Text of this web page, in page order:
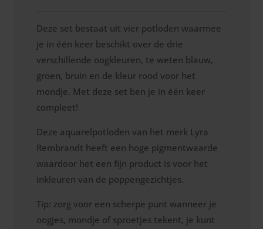
Deze set bestaat uit vier potloden waarmee
je in één keer beschikt over de drie
verschillende oogkleuren, te weten blauw,
groen, bruin en de kleur rood voor het
mondje. Met deze set ben je in één keer
compleet!
Deze aquarelpotloden van het merk Lyra
Rembrandt heeft een hoge pigmentwaarde
waardoor het een fijn product is voor het
inkleuren van de poppengezichtjes.
Tip: zorg voor een scherpe punt wanneer je
oogjes, mondje of sproetjes tekent, je kunt